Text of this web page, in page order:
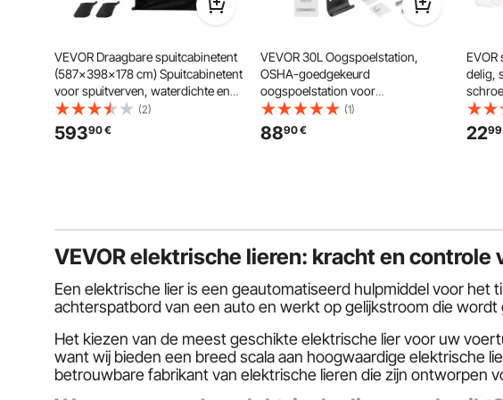
VEVOR Draagbare spuitcabinetent
(587x398x178 cm) Spuitcabinetent
voor spuitverven, waterdichte en
opvouwbare spuitcabine met 4
gaaszijramen voor auto-
onderdelen, meubels, motoren,
(2)
59390€
VEVOR 30L Oogspoelstation,
OSHA-goedgekeurd
oogspoelstation voor
wandmontage/vlak oppervlak,
noodoogspoelunit met 2
sproeiers, oogreinigingsapparaat
(1)
8890€
delig,
boren
2299
VEVOR elektrische lieren: kracht en
Een elektrische lier is een geautomatiseerd hulpmiddel voor
achterspatbord van een auto en werkt op gelijkstroom die
Het kiezen van de meest geschikte elektrische lier voor uw
want wij bieden een breed scala aan hoogwaardige elektrische
betrouwbare fabrikant van elektrische lieren die zijn ontworpen